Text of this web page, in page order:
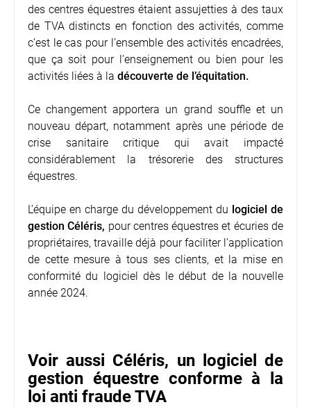
des centres équestres étaient assujetties à des taux
de TVA distincts en fonction des activités, comme
c’est le cas pour l’ensemble des activités encadrées,
que ça soit pour l’enseignement ou bien pour les
activités liées à la découverte de l’équitation.
Ce changement apportera un grand souffle et un
nouveau départ, notamment après une période de
crise sanitaire critique qui avait impacté
considérablement la trésorerie des structures
équestres.
L’équipe en charge du développement du logiciel de
gestion Céléris, pour centres équestres et écuries de
propriétaires, travaille déjà pour faciliter l’application
de cette mesure à tous ses clients, et la mise en
conformité du logiciel dès le début de la nouvelle
année 2024.
Voir aussi Céléris, un logiciel de
gestion équestre conforme à la
loi anti fraude TVA